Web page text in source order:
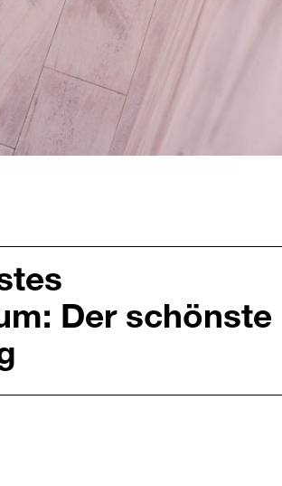
Der schönste